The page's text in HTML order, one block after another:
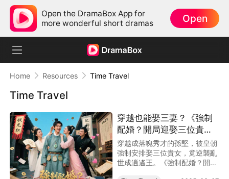
Open the DramaBox App for
more wonderful short dramas
Open
Home Resources Time Travel
Time Travel
穿越也能娶三妻？《強制
配婚？開局迎娶三位貴
女》線上看甜＋爽＋系統
神助攻！
穿越成落魄秀才的孫堅，被皇朝
強制安排娶三位貴女，竟逆襲亂
世成逍遙王。《強制配婚？開局